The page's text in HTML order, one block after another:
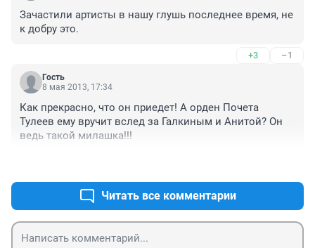
Зачастили артисты в нашу глушь последнее время, не
к добру это.
+3 –1
Гость
8 мая 2013, 17:34
Как прекрасно, что он приедет! А орден Почета
Тулеев ему вручит вслед за Галкиным и Анитой? Он
ведь такой милашка!!!
Читать все комментарии